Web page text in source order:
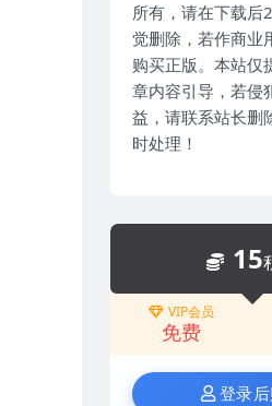
所有，请在下载后
觉删除，若作商业
购买正版。本站仅
章内容引导，若侵
益，请联系站长删
时处理！
15
VIP会员
免费
登录